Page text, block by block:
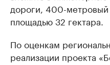
дороги, 400-
площадью 32 гектара.
По оценкам
реализации проекта